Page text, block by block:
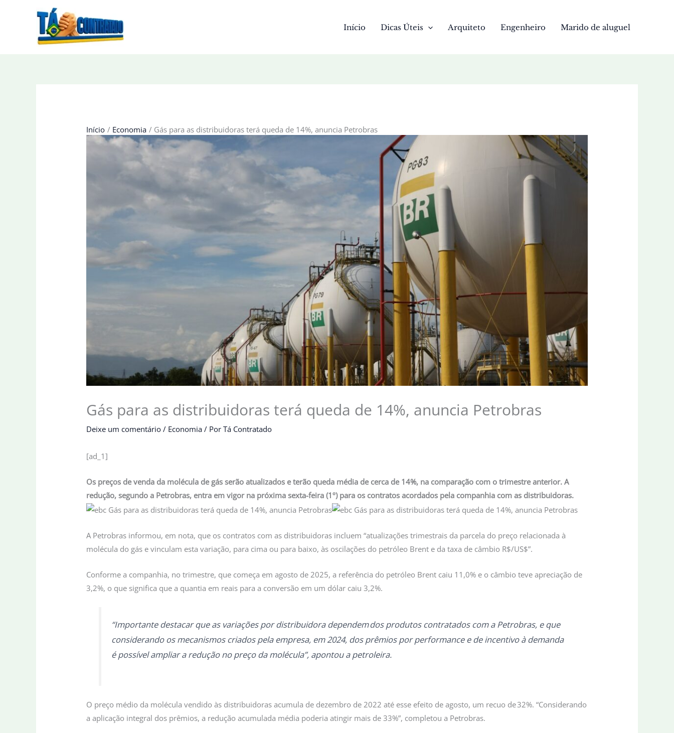
Início Dicas Úteis Arquiteto Engenheiro Marido de aluguel
Início Economia Gás para as distribuidoras terá queda de 14%, anuncia Petrobras
Gás para as distribuidoras terá queda de 14%, anuncia Petrobras
Deixe um comentário / Economia / PorTá Contratado
[ad_1]
Os preços de venda da molécula de gás serão atualizados e terão queda média de cerca de 14%, na comparação com o trimestre anterior. A
redução, segundo a Petrobras, entra em vigor na próxima sexta-feira (1º) para os contratos acordados pela companhia com as distribuidoras.
A Petrobras informou, em nota, que os contratos com as distribuidoras incluem “atualizações trimestrais da parcela do preço relacionada à
molécula do gás e vinculam esta variação, para cima ou para baixo, às oscilações do petróleo Brent e da taxa de câmbio R$/US$”.
Conforme a companhia, no trimestre, que começa em agosto de 2025, a referência do petróleo Brent caiu 11,0% e o câmbio teve apreciação de
3,2%, o que significa que a quantia em reais para a conversão em um dólar caiu 3,2%.
“Importante destacar que as variações por distribuidora dependem dos produtos contratados com a Petrobras, e que
considerando os mecanismos criados pela empresa, em 2024, dos prêmios por performance e de incentivo à demanda
é possível ampliar a redução no preço da molécula”, apontou a petroleira.
O preço médio da molécula vendido às distribuidoras acumula de dezembro de 2022 até esse efeito de agosto, um recuo de 32%. “Considerando
a aplicação integral dos prêmios, a redução acumulada média poderia atingir mais de 33%”, completou a Petrobras.